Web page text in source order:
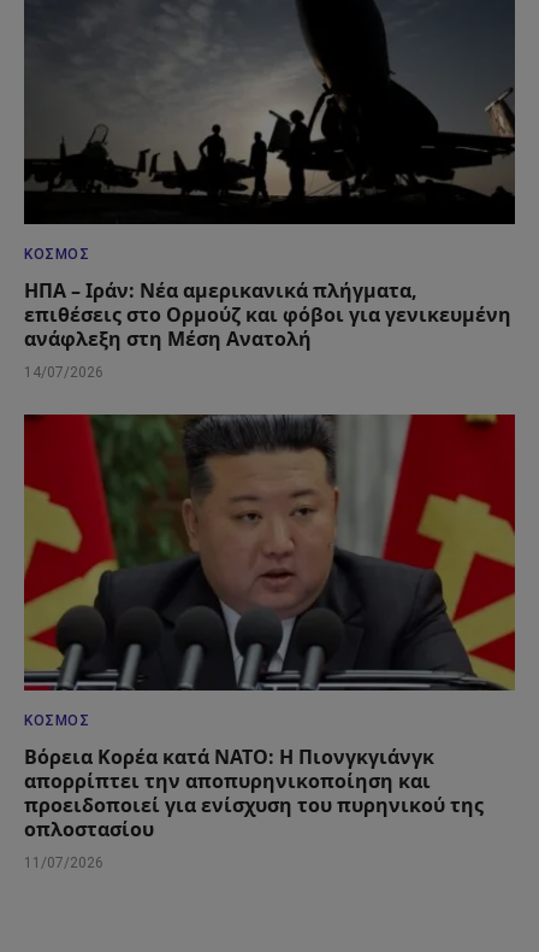
ΚΌΣΜΟΣ
ΗΠΑ – Ιράν: Νέα αμερικανικά πλήγματα,
επιθέσεις στο Ορμούζ και φόβοι για γενικευμένη
ανάφλεξη στη Μέση Ανατολή
14/07/2026
ΚΌΣΜΟΣ
Βόρεια Κορέα κατά ΝΑΤΟ: Η Πιονγκγιάνγκ
απορρίπτει την αποπυρηνικοποίηση και
προειδοποιεί για ενίσχυση του πυρηνικού της
οπλοστασίου
11/07/2026